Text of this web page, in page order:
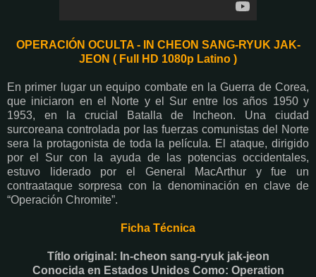
OPERACIÓN OCULTA - IN CHEON SANG-RYUK JAK-
JEON ( Full HD 1080p Latino )
En primer lugar un equipo combate en la Guerra de Corea,
que iniciaron en el Norte y el Sur entre los años 1950 y
1953, en la crucial Batalla de Incheon. Una ciudad
surcoreana controlada por las fuerzas comunistas del Norte
sera la protagonista de toda la película. El ataque, dirigido
por el Sur con la ayuda de las potencias occidentales,
estuvo liderado por el General MacArthur y fue un
contraataque sorpresa con la denominación en clave de
“Operación Chromite”.
Ficha Técnica
Títlo original: In-cheon sang-ryuk jak-jeon
Conocida en Estados Unidos Como: Operation